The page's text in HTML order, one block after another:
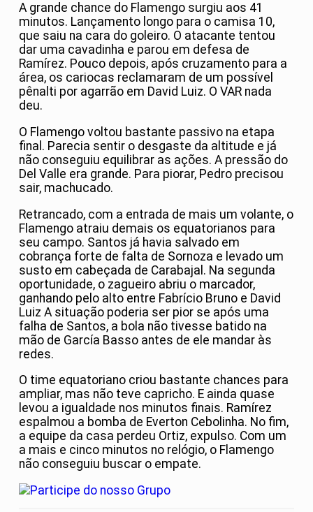
A grande chance do Flamengo surgiu aos 41
minutos. Lançamento longo para o camisa 10,
que saiu na cara do goleiro. O atacante tentou
dar uma cavadinha e parou em defesa de
Ramírez. Pouco depois, após cruzamento para a
área, os cariocas reclamaram de um possível
pênalti por agarrão em David Luiz. O VAR nada
deu.
O Flamengo voltou bastante passivo na etapa
final. Parecia sentir o desgaste da altitude e já
não conseguiu equilibrar as ações. A pressão do
Del Valle era grande. Para piorar, Pedro precisou
sair, machucado.
Retrancado, com a entrada de mais um volante, o
Flamengo atraiu demais os equatorianos para
seu campo. Santos já havia salvado em
cobrança forte de falta de Sornoza e levado um
susto em cabeçada de Carabajal. Na segunda
oportunidade, o zagueiro abriu o marcador,
ganhando pelo alto entre Fabrício Bruno e David
Luiz A situação poderia ser pior se após uma
falha de Santos, a bola não tivesse batido na
mão de García Basso antes de ele mandar às
redes.
O time equatoriano criou bastante chances para
ampliar, mas não teve capricho. E ainda quase
levou a igualdade nos minutos finais. Ramírez
espalmou a bomba de Everton Cebolinha. No fim,
a equipe da casa perdeu Ortiz, expulso. Com um
a mais e cinco minutos no relógio, o Flamengo
não conseguiu buscar o empate.